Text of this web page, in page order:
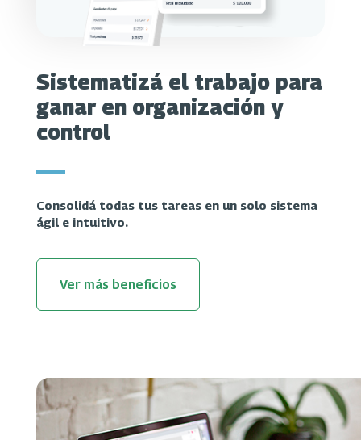
Sistematizá el trabajo para
ganar en organización y
control
Consolidá todas tus tareas en un solo sistema
ágil e intuitivo.
Ver más beneficios